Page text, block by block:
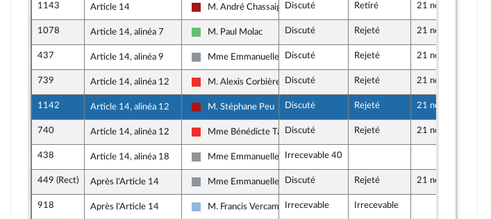
1143 Article 14
Gauche démocrate et républicaine
M. André ChassaigneDiscuté Retiré 21 novembre 2019
1078 Article 14, alinéa 7
Libertés et Territoires
M. Paul Molac Discuté Rejeté 21 novembre 2019
437 Article 14, alinéa 9
Non inscrit
Mme Emmanuelle Ménard
Discuté Rejeté 21 novembre 2019
739 Article 14, alinéa 12
La France insoumise
M. Alexis Corbière Discuté Rejeté 21 novembre 2019
1142 Article 14, alinéa 12
Gauche démocrate et républicaine
M. Stéphane Peu Discuté Rejeté 21 novembre 2019
740 Article 14, alinéa 12
La France insoumise
Mme Bénédicte TaurineDiscuté Rejeté 21 novembre 2019
438 Article 14, alinéa 18
Non inscrit
Mme Emmanuelle MénardIrrecevable 40
449 (Rect) Après l'Article 14
Non inscrit
Mme Emmanuelle Ménard
Discuté Rejeté 21 novembre 2019
918 Après l'Article 14
UDI, Agir et Indépendants
M. Francis VercamerIrrecevable Irrecevable